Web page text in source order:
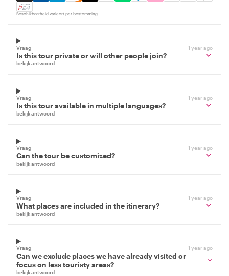
Beschikbaarheid varieert per bestemming
Vraag 1 year ago
Is this tour private or will other people join?
bekijk antwoord
Vraag 1 year ago
Is this tour available in multiple languages?
bekijk antwoord
Vraag 1 year ago
Can the tour be customized?
bekijk antwoord
Vraag 1 year ago
What places are included in the itinerary?
bekijk antwoord
Vraag 1 year ago
Can we exclude places we have already visited or
focus on less touristy areas?
bekijk antwoord